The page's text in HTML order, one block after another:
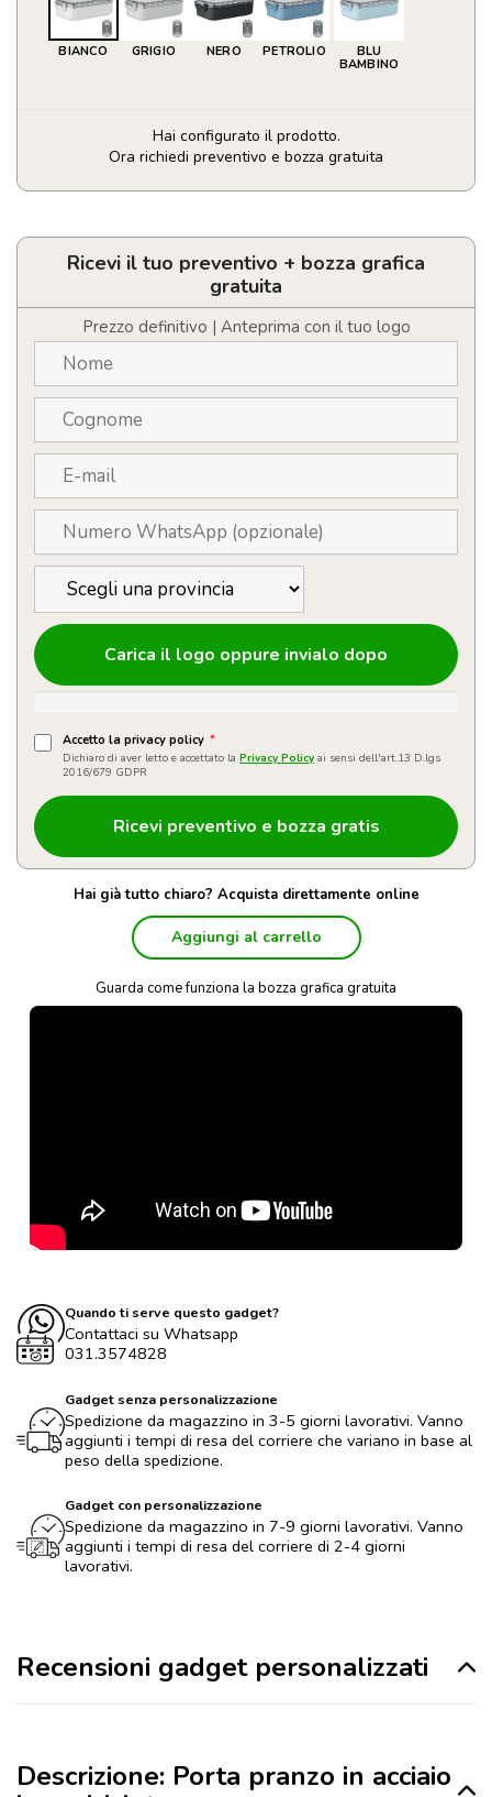
BIANCO GRIGIO NERO PETROLIO
BLU
BAMBINO
Hai configurato il prodotto.
Ora richiedi preventivo e bozza gratuita
Porta
in
acciaio
quantità
Ricevi il tuo preventivo + bozza grafica
gratuita
Prezzo definitivo | Anteprima con il tuo logo
Carica il logo oppure invialo dopo
Accetto la privacy policy *
Dichiaro di aver letto e accettato la Privacy Policy ai sensi dell'art.13 D.lgs
2016/679 GDPR
Hai già tutto chiaro? Acquista direttamente online
Aggiungi al carrello
Guarda come funziona la bozza grafica gratuita
Quando ti serve questo gadget?
Contattaci su Whatsapp
031.3574828
Gadget senza personalizzazione
Spedizione da magazzino in 3-5 giorni lavorativi. Vanno
aggiunti i tempi di resa del corriere che variano in base al
peso della spedizione.
Gadget con personalizzazione
Spedizione da magazzino in 7-9 giorni lavorativi. Vanno
aggiunti i tempi di resa del corriere di 2-4 giorni
lavorativi.
Recensioni gadget personalizzati
Descrizione: Porta pranzo in acciaio